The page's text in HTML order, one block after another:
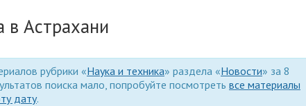
в Астрахани
рубрики «Наука и техника» раздела «Новости» за 8
поиска мало, попробуйте посмотреть все материалы
дату.